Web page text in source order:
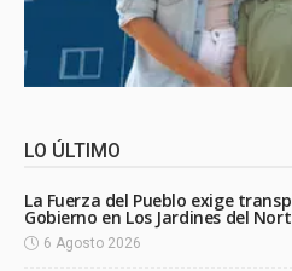
LO ÚLTIMO
La Fuerza del Pueblo exige
Gobierno en Los Jardines del
6 Agosto 2026